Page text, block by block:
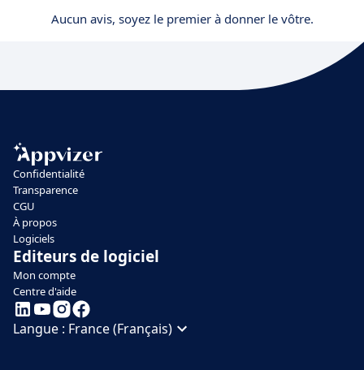
Aucun avis, soyez le premier à donner le vôtre.
Confidentialité
Transparence
CGU
À propos
Logiciels
Editeurs de logiciel
Mon compte
Centre d'aide
Langue : France (Français)